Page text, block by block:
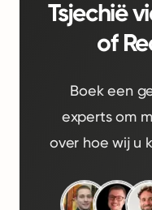
Tsjechië
of
Boek een
experts om
over hoe wij u